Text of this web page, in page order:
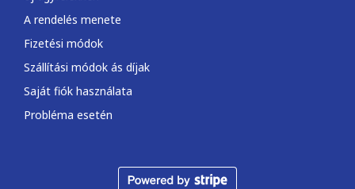
A rendelés menete
Fizetési módok
Szállítási módok ás díjak
Saját fiók használata
Probléma esetén